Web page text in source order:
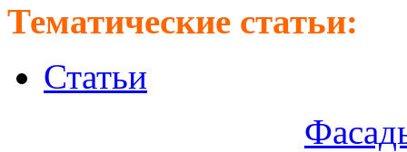
Тематические статьи:
Статьи